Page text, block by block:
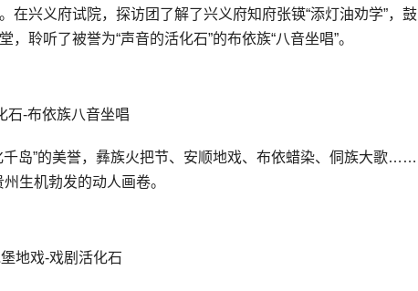
在兴义府试院，探访团了解了兴义府知府张锳“添灯油劝学”，鼓
聆听了被誉为“声音的活化石”的布依族“八音坐唱”。
石-布依族八音坐唱
千岛”的美誉，彝族火把节、安顺地戏、布依蜡染、侗族大歌……
生机勃发的动人画卷。
地戏-戏剧活化石